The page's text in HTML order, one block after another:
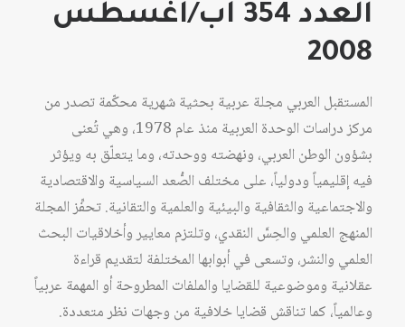
العدد 354 آب/أغسطس
2008
المستقبل العربي مجلة عربية بحثية شهرية محكّمة تصدر من
مركز دراسات الوحدة العربية منذ عام 1978، وهي تُعنى
بشؤون الوطن العربي، ونهضته ووحدته، وما يتعلّق به ويؤثر
فيه إقليمياً ودولياً، على مختلف الصُّعد السياسية والاقتصادية
والاجتماعية والثقافية والبيئية والعلمية والتقانية. تحفِّز المجلة
المنهج العلمي والحِسَّ النقدي، وتلتزم معايير وأخلاقيات البحث
العلمي والنشر، وتسعى في أبوابها المختلفة لتقديم قراءة
عقلانية وموضوعية للقضايا والملفات المطروحة أو المهمة عربياً
وعالمياً، كما تناقش قضايا خلافية من وجهات نظر متعددة.